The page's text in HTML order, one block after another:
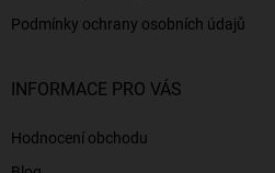
Podmínky ochrany osobních údajů
INFORMACE PRO VÁS
Hodnocení obchodu